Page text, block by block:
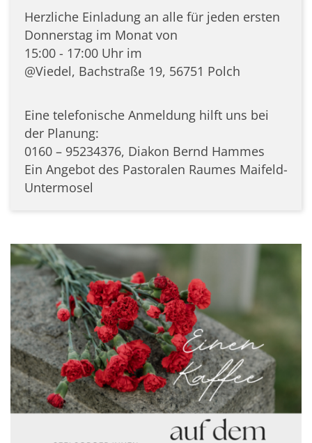
Herzliche Einladung an alle für jeden ersten
Donnerstag im Monat von
15:00 - 17:00 Uhr im
@Viedel, Bachstraße 19, 56751 Polch
Eine telefonische Anmeldung hilft uns bei
der Planung:
0160 – 95234376, Diakon Bernd Hammes
Ein Angebot des Pastoralen Raumes Maifeld-
Untermosel